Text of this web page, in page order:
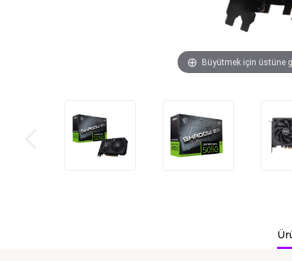
Büyütmek için üstüne